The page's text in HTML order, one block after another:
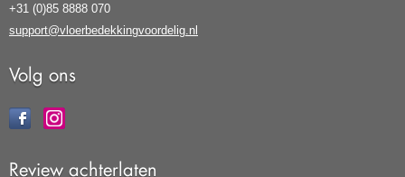
+31 (0)85 8888 070
support@vloerbedekkingvoordelig.nl
Volg ons
Review achterlaten